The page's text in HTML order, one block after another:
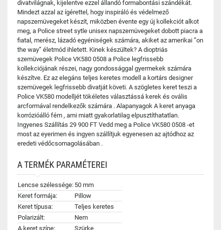
divatvilágnak, kijelentve ezzel állandó formabontási szándékát.
Mindezt azzal az ígérettel, hogy inspiráló és védelmező
napszemüvegeket készít, miközben évente egy új kollekciót alkot
meg, a Police street sytle unisex napszemüvegeket dobott piacra a
fiatal, merész, lázadó egyéniségek számára, akiket az amerikai ”on
the way” életmód ihletett. Kinek készültek? A dioptriás
szemüvegek Police VK580 0508 a Police legfrissebb
kollekciójának részei, nagy gondossággal gyermekek számára
készítve. Ez az elegáns teljes keretes modell a kortárs designer
szemüvegek legfrissebb divatját követi. A szögletes keret teszi a
Police VK580 modelljét tökéletes választássá kerek és ovális
arcformával rendelkezők számára . Alapanyagok A keret anyaga
korrózióálló fém , ami miatt gyakorlatilag elpusztíthatatlan.
Ingyenes Szállítás 29 900 FT Vedd meg a Police VK580 0508 -et
most az eyerimen és ingyen szállítjuk egyenesen az ajtódhoz az
eredeti védőcsomagolásában .
A TERMÉK PARAMÉTEREI
Lencse szélessége: 50 mm
Keret formája:
Pillow
Keret típusa:
Teljes keretes
Polarizált:
Nem
A keret színe:
Szürke